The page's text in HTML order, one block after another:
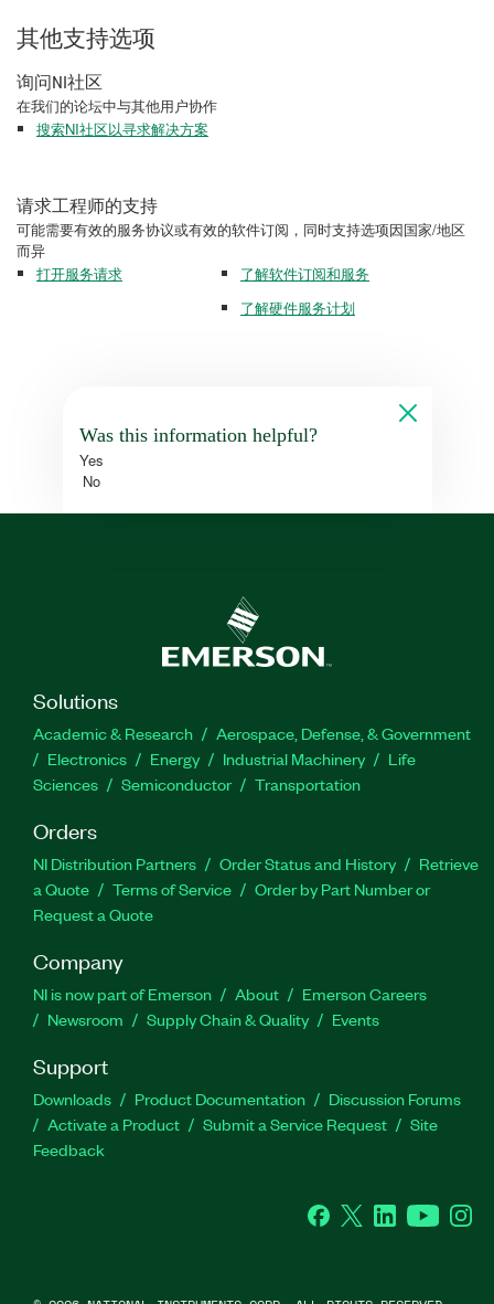
其他支持选项
询问NI社区
在我们的论坛中与其他用户协作
搜索NI社区以寻求解决方案
请求工程师的支持
可能需要有效的服务协议或有效的软件订阅，同时支持选项因国家/地区
而异
打开服务请求
了解软件订阅和服务
了解硬件服务计划
Was this information helpful?
Yes
No
Solutions
Academic & Research
Aerospace, Defense, & Government
Electronics
Energy Industrial Machinery
Life
Sciences
Semiconductor Transportation
Orders
NI Distribution Partners Order Status and History
Retrieve
a Quote
Terms of Service
Order by Part Number or
Request a Quote
Company
NI is now part of Emerson About
Emerson Careers
Newsroom
Supply Chain & Quality Events
Support
Downloads Product Documentation
Discussion Forums
Activate a Product
Submit a Service Request
Site
Feedback
Facebook
Twitter LinkedInYouTube